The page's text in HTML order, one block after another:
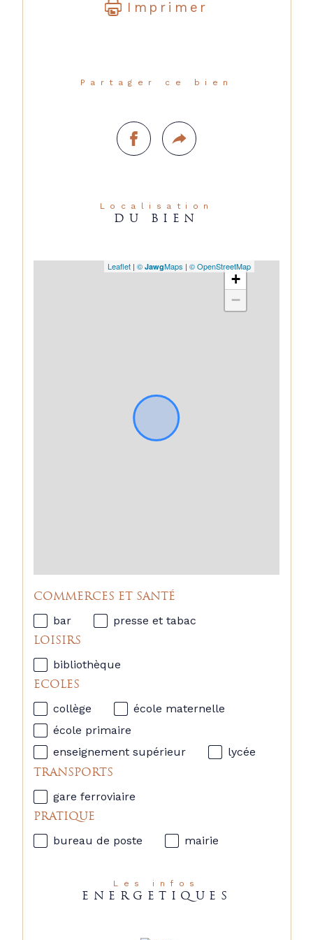
Imprimer
Partager ce bien
Localisation
DU BIEN
+
−
Leaflet | © JawgMaps | © OpenStreetMap
COMMERCES ET SANTÉ
bar presse et tabac
LOISIRS
bibliothèque
ECOLES
collège
école maternelle
école primaire
enseignement supérieur
lycée
TRANSPORTS
gare ferroviaire
PRATIQUE
bureau de poste mairie
Les infos
ENERGETIQUES